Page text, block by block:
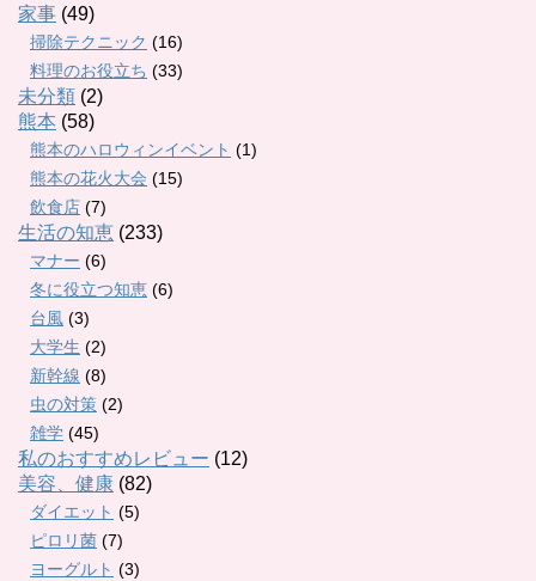
家事 (49)
掃除テクニック (16)
料理のお役立ち (33)
未分類 (2)
熊本 (58)
熊本のハロウィンイベント (1)
熊本の花火大会 (15)
飲食店 (7)
生活の知恵 (233)
マナー (6)
冬に役立つ知恵 (6)
台風 (3)
大学生 (2)
新幹線 (8)
虫の対策 (2)
雑学 (45)
私のおすすめレビュー (12)
美容、健康 (82)
ダイエット (5)
ピロリ菌 (7)
ヨーグルト (3)